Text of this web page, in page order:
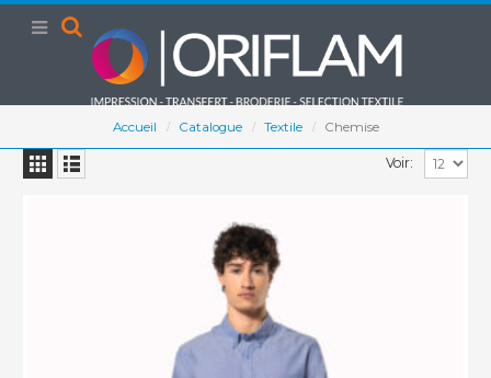
Accueil Catalogue Textile Chemise
Voir: